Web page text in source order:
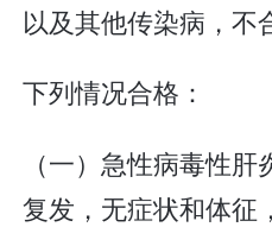
以及其他传染病，不
下列情况合格：
（一）急性病毒性
复发，无症状和体征